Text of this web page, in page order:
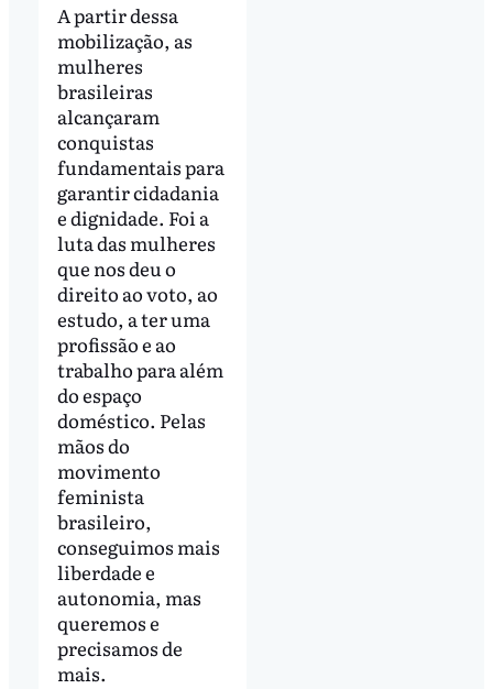
A partir dessa
mobilização, as
mulheres
brasileiras
alcançaram
conquistas
fundamentais para
garantir cidadania
e dignidade. Foi a
luta das mulheres
que nos deu o
direito ao voto, ao
estudo, a ter uma
profissão e ao
trabalho para além
do espaço
doméstico. Pelas
mãos do
movimento
feminista
brasileiro,
conseguimos mais
liberdade e
autonomia, mas
queremos e
precisamos de
mais.